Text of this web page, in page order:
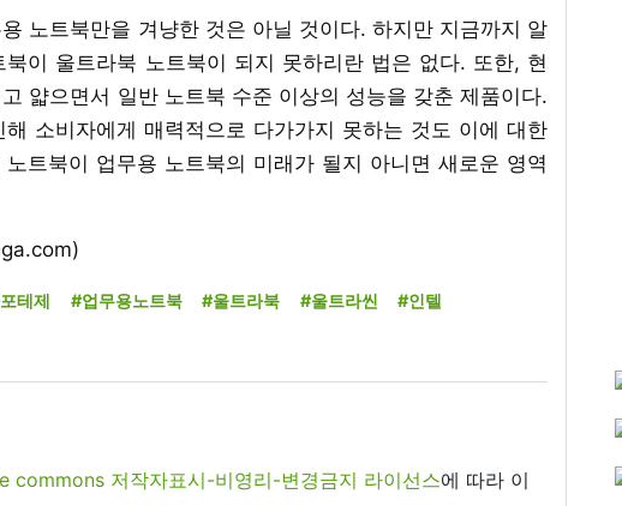
노트북만을 겨냥한 것은 아닐 것이다. 하지만 지금까지 알
이 울트라북 노트북이 되지 못하리란 법은 없다. 또한, 현
얇으면서 일반 노트북 수준 이상의 성능을 갖춘 제품이다.
소비자에게 매력적으로 다가가지 못하는 것도 이에 대한
트북이 업무용 노트북의 미래가 될지 아니면 새로운 영역
테제 #업무용노트북 #울트라북 #울트라씬
#인텔
commons 저작자표시-비영리-변경금지 라이선스에 따라 이